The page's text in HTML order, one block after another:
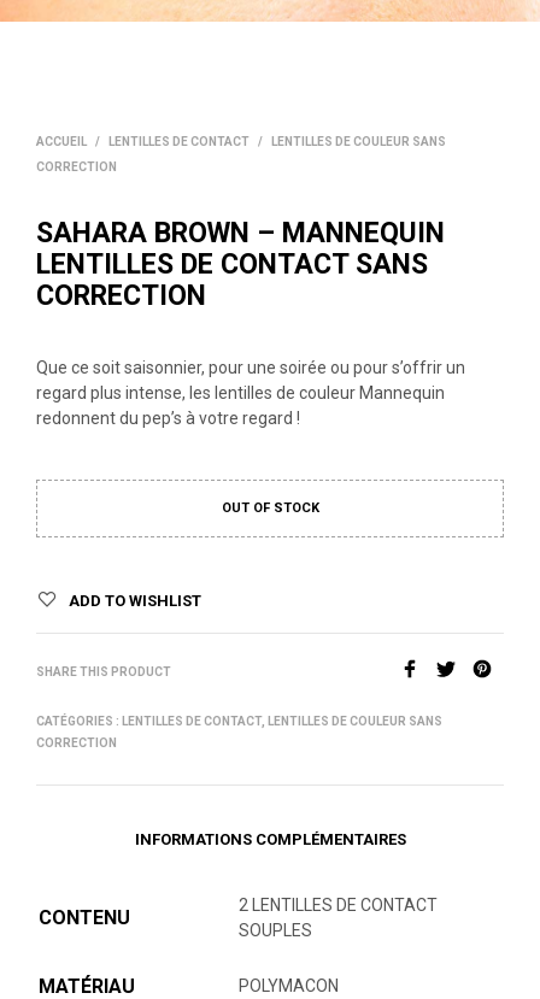
ACCUEIL / LENTILLES DE CONTACT /
LENTILLES DE COULEUR SANS
CORRECTION
SAHARA BROWN – MANNEQUIN
LENTILLES DE CONTACT SANS
CORRECTION
Que ce soit saisonnier, pour une soirée ou pour s’offrir un
regard plus intense, les lentilles de couleur Mannequin
redonnent du pep’s à votre regard !
OUT OF STOCK
ADD TO WISHLIST
SHARE THIS PRODUCT
CATÉGORIES : LENTILLES DE CONTACT, LENTILLES DE COULEUR SANS
CORRECTION
INFORMATIONS COMPLÉMENTAIRES
CONTENU
2 LENTILLES DE CONTACT
SOUPLES
MATÉRIAU POLYMACON